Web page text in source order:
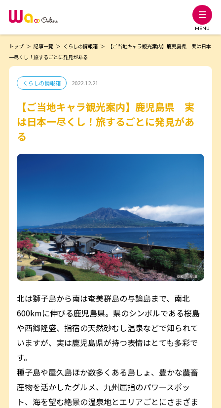
MENU
トップ 記事一覧 くらしの情報箱
【ご当地キャラ観光案内】鹿児島県 実は日本
一尽くし！旅するごとに発見がある
くらしの情報箱 2022.12.21
【ご当地キャラ観光案内】鹿児島県 実
は日本一尽くし！旅するごとに発見があ
る
北は獅子島から南は奄美群島の与論島まで、南北
600kmに伸びる鹿児島県。県のシンボルである桜島
や西郷隆盛、指宿の天然砂むし温泉などで知られて
いますが、実は鹿児島県が持つ表情はとても多彩で
す。
種子島や屋久島ほか数多くある島しょ、豊かな農畜
産物を活かしたグルメ、九州屈指のパワースポッ
ト、海を望む絶景の温泉地とエリアごとにさまざま